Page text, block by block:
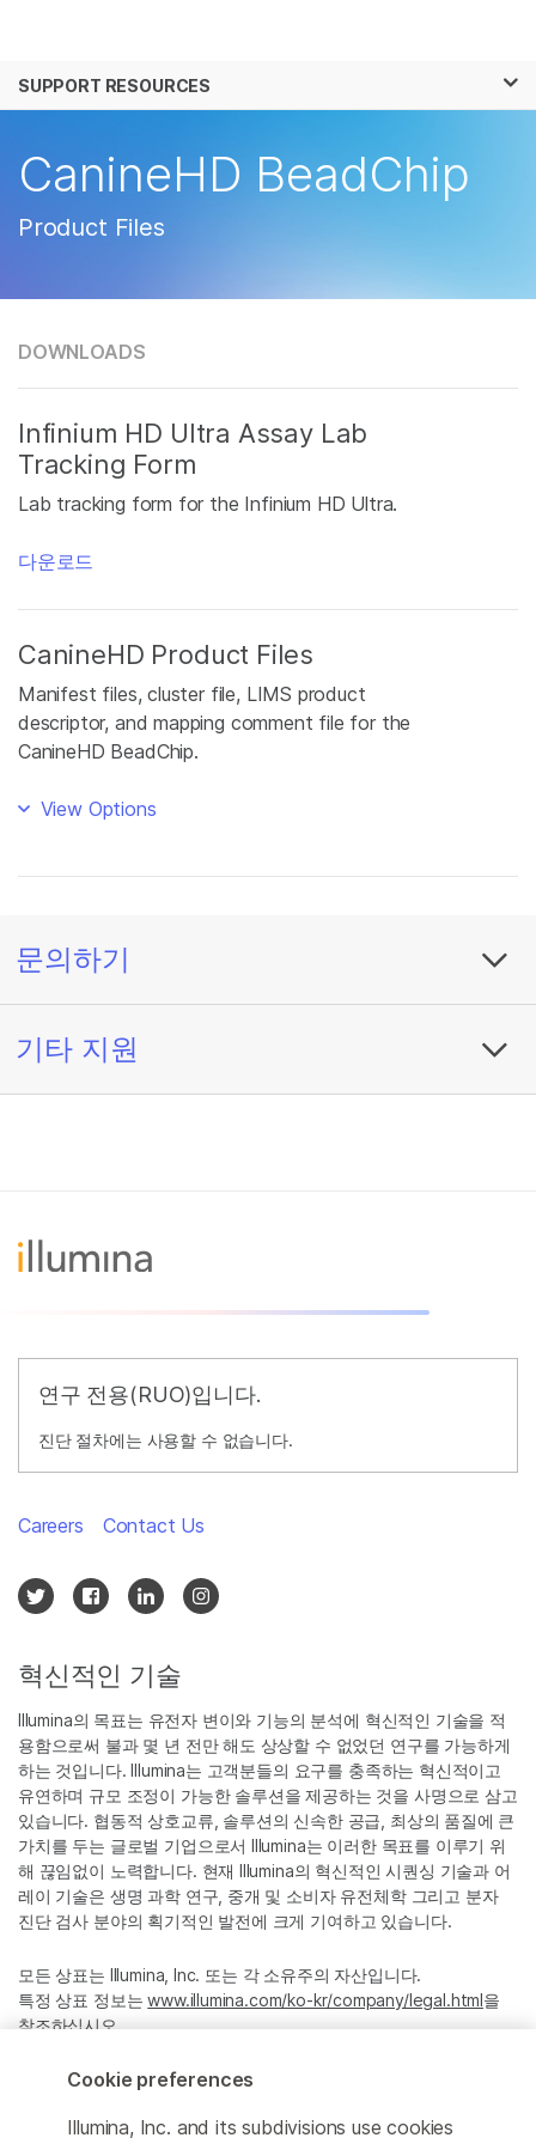
솔루션
SUPPORT RESOURCES
CanineHD BeadChip
Product Files
DOWNLOADS
Infinium HD Ultra Assay Lab
Tracking Form
Lab tracking form for the Infinium HD Ultra.
다운로드
CanineHD Product Files
Manifest files, cluster file, LIMS product
descriptor, and mapping comment file for the
CanineHD BeadChip.
View Options
문의하기
기타 지원
연구 전용(RUO)입니다.
진단 절차에는 사용할 수 없습니다.
혁신적인 기술
Illumina의 목표는 유전자 변이와 기능의 분석에 혁신적인 기술을 적
용함으로써 불과 몇 년 전만 해도 상상할 수 없었던 연구를 가능하게
하는 것입니다. Illumina는 고객분들의 요구를 충족하는 혁신적이고
유연하며 규모 조정이 가능한 솔루션을 제공하는 것을 사명으로 삼고
있습니다. 협동적 상호교류, 솔루션의 신속한 공급, 최상의 품질에 큰
가치를 두는 글로벌 기업으로서 Illumina는 이러한 목표를 이루기 위
해 끊임없이 노력합니다. 현재 Illumina의 혁신적인 시퀀싱 기술과 어
레이 기술은 생명 과학 연구, 중개 및 소비자 유전체학 그리고 분자
진단 검사 분야의 획기적인 발전에 크게 기여하고 있습니다.
모든 상표는 Illumina, Inc. 또는 각 소유주의 자산입니다.
특정 상표 정보는www.illumina.com/ko-kr/company/legal.html을
참조하십시오.
Careers Contact Us
보다 관련성이 높은 콘텐츠를 확인하실 수 있
습니다. 주요 관심 분야를 선택해 주세요:
암 연구
미생물학 연구
농업유전체학 연구
복합 질환 연구
임상 종양학 연구
생식 보건 연구
Cookie preferences
Illumina, Inc. and its subdivisions use cookies